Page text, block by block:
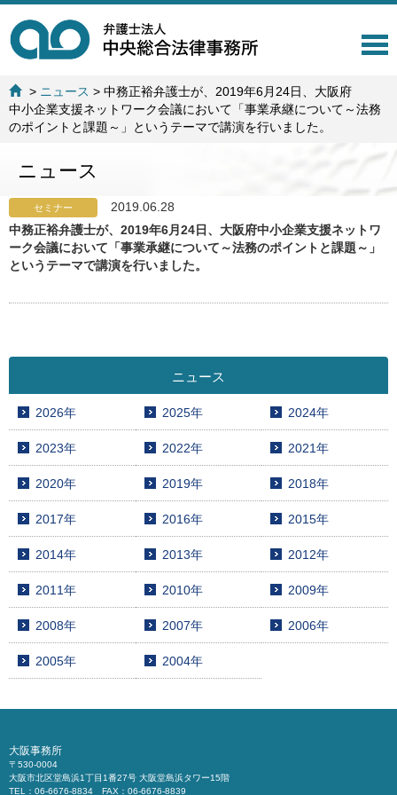
T
l
a
t
> ニュース >中務正裕弁護士が、2019年6月24日、大阪府
中小企業支援ネットワーク会議において「事業承継について～法務
のポイントと課題～」というテーマで講演を行いました。
ニュース
セミナー
2019.06.28
中務正裕弁護士が、2019年6月24日、大阪府中小企業支援ネットワ
ーク会議において「事業承継について～法務のポイントと課題～」
というテーマで講演を行いました。
ニュース
2026年 2025年 2024年
2023年 2022年 2021年
2020年 2019年 2018年
2017年 2016年 2015年
2014年 2013年 2012年
2011年 2010年 2009年
2008年 2007年 2006年
2005年 2004年
大阪事務所
〒530-0004
大阪市北区堂島浜1丁目1番27号 大阪堂島浜タワー15階
TEL：06-6676-8834 FAX：06-6676-8839